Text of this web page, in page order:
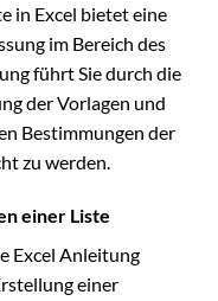
in Excel bietet eine
im Bereich des
führt Sie durch die
der Vorlagen und
Bestimmungen der
zu werden.
einer Liste
Excel Anleitung
einer